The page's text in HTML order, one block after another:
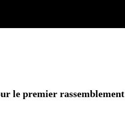
le premier rassemblement